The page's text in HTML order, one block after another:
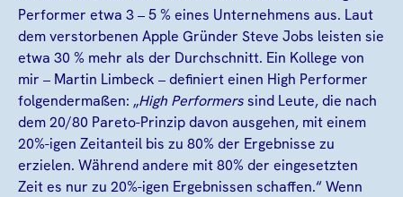
Performer etwa 3 – 5 % eines Unternehmens aus. Laut
dem verstorbenen Apple Gründer Steve Jobs leisten sie
etwa 30 % mehr als der Durchschnitt. Ein Kollege von
mir – Martin Limbeck – definiert einen High Performer
folgendermaßen: „High Performerssind Leute, die nach
dem 20/80 Pareto-Prinzip davon ausgehen, mit einem
20%-igen Zeitanteil bis zu 80% der Ergebnisse zu
erzielen. Während andere mit 80% der eingesetzten
Zeit es nur zu 20%-igen Ergebnissen schaffen.“ Wenn